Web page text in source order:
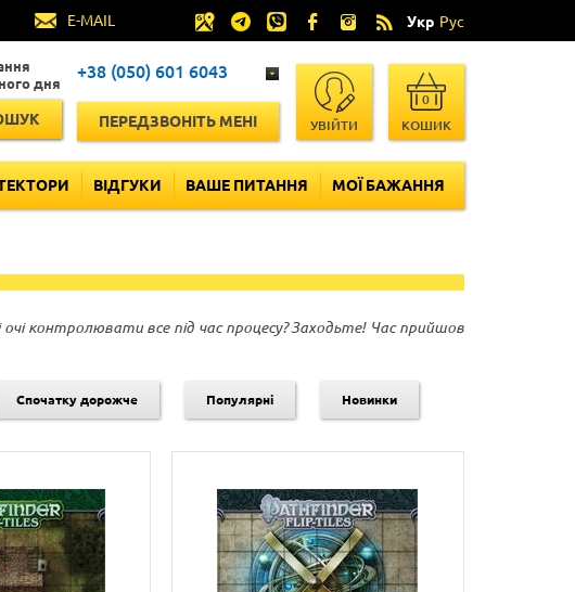
E-MAIL Укр Рус
дня
+38 (050) 601 6043
ПЕРЕДЗВОНІТЬ МЕНІ УВІЙТИ КОШИК
0
ВІДГУКИ ВАШЕ ПИТАННЯ МОЇ БАЖАННЯ
контролювати все під час процесу? Заходьте! Час прийшов
Спочатку дорожче Популярні Новинки